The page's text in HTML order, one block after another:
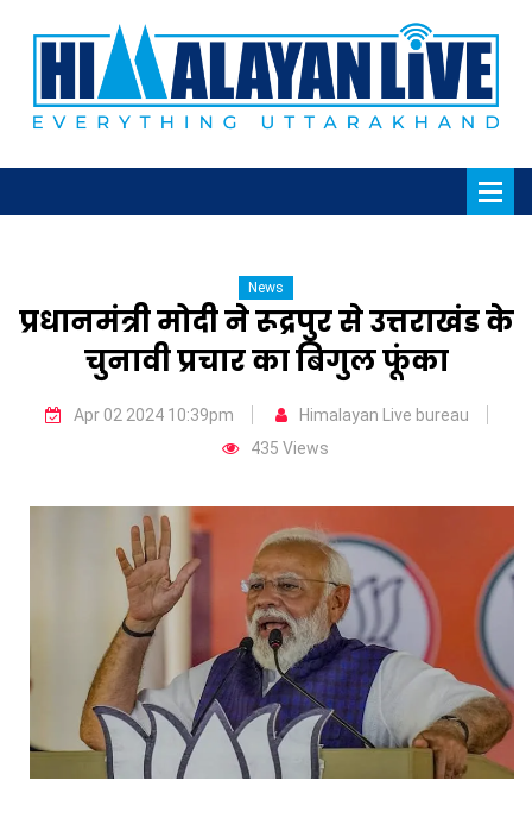
News
प्रधानमंत्री मोदी ने रूद्रपुर से उत्तराखंड के
चुनावी प्रचार का बिगुल फूंका
Apr 02 2024 10:39pm
Himalayan Live bureau
435 Views